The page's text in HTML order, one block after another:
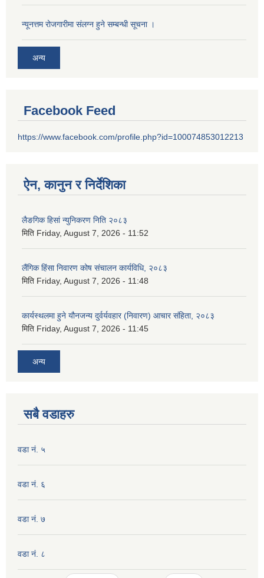
न्यूनत्तम रोजगारीमा संलग्न हुने सम्बन्धी सूचना ।
अन्य
Facebook Feed
https://www.facebook.com/profile.php?id=100074853012213
ऐन, कानुन र निर्देशिका
लैङगिक हिसां न्युनिकरण निति २०८३
मिति Friday, August 7, 2026 - 11:52
लैंगिक हिंसा निवारण कोष संचालन कार्यविधि, २०८३
मिति Friday, August 7, 2026 - 11:48
कार्यस्थलमा हुने यौनजन्य दुर्वर्यवहार (निवारण) आचार संहिता, २०८३
मिति Friday, August 7, 2026 - 11:45
अन्य
सबै वडाहरु
वडा नं. ५
वडा नं. ६
वडा नं. ७
वडा नं. ८